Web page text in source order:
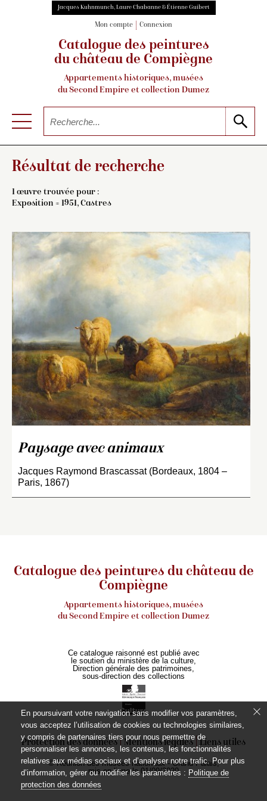
Jacques Kuhnmunch, Laure Chabanne & Étienne Guibert
Mon compte Connexion
Catalogue des peintures
du château de Compiègne
Appartements historiques, musées
du Second Empire et collection Dumez
Résultat de recherche
1 œuvre trouvée pour :
Exposition = 1951, Castres
Paysage avec animaux
Jacques Raymond Brascassat (Bordeaux, 1804 –
Paris, 1867)
Catalogue des peintures du château de
Compiègne
Appartements historiques, musées
du Second Empire et collection Dumez
Ce catalogue raisonné est publié avec
le soutien du ministère de la culture,
Direction générale des patrimoines,
sous-direction des collections
Protection des données Mentions légales Liens utiles
© Réunion des musées nationaux - Grand Palais,
mis en ligne le 01/09/2020
En poursuivant votre navigation sans modifier vos paramètres,
vous acceptez l’utilisation de cookies ou technologies similaires,
y compris de partenaires tiers pour nous permettre de
personnaliser les annonces, les contenus, les fonctionnalités
relatives aux médias sociaux et d’analyser notre trafic. Pour plus
d’information, gérer ou modifier les paramètres : Politique de
protection des données